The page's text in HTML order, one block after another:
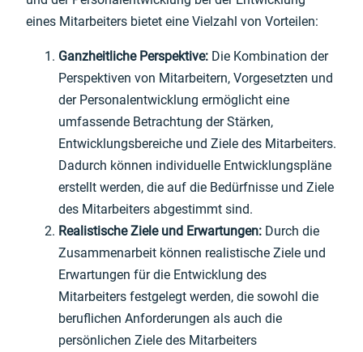
eines Mitarbeiters bietet eine Vielzahl von Vorteilen:
Ganzheitliche Perspektive: Die Kombination der
Perspektiven von Mitarbeitern, Vorgesetzten und
der Personalentwicklung ermöglicht eine
umfassende Betrachtung der Stärken,
Entwicklungsbereiche und Ziele des Mitarbeiters.
Dadurch können individuelle Entwicklungspläne
erstellt werden, die auf die Bedürfnisse und Ziele
des Mitarbeiters abgestimmt sind.
Realistische Ziele und Erwartungen: Durch die
Zusammenarbeit können realistische Ziele und
Erwartungen für die Entwicklung des
Mitarbeiters festgelegt werden, die sowohl die
beruflichen Anforderungen als auch die
persönlichen Ziele des Mitarbeiters